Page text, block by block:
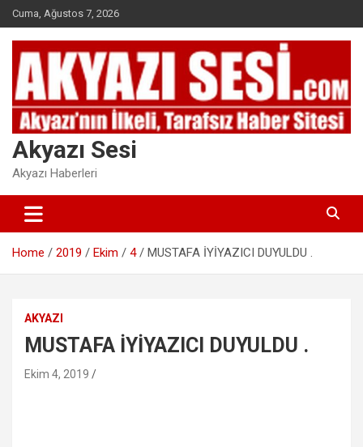
Skip
to
content
Cuma, Ağustos 7, 2026
Akyazı Sesi
Akyazı Haberleri
Home 2019 Ekim 4 MUSTAFA İYİYAZICI DUYULDU .
AKYAZI
MUSTAFA İYİYAZICI DUYULDU .
Ekim 4, 2019